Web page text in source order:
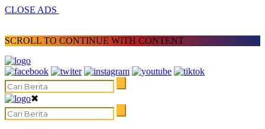
CLOSE ADS
SCROLL TO CONTINUE WITH CONTENT
✖